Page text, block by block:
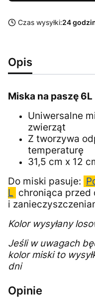
Czas wysyłki:24
Opis
Miska na paszę 6L
Uniwersalne
zwierząt
Z tworzywa
temperaturę
31,5 cm x 12
Do miski pasuje:
L chroniąca przed
i
Kolor wysyłany
Jeśli w uwagach
kolor miski to
dni
Opinie